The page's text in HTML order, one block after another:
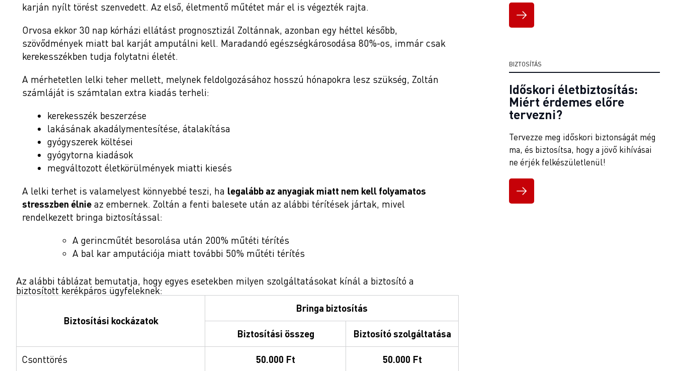
karján nyílt törést szenvedett. Az első, életmentő műtétet már el is végezték rajta.
Orvosa ekkor 30 nap kórházi ellátást prognosztizál Zoltánnak, azonban egy héttel később,
szövődmények miatt bal karját amputálni kell. Maradandó egészségkárosodása 80%-os, immár csak
kerekesszékben tudja folytatni életét.
A mérhetetlen lelki teher mellett, melynek feldolgozásához hosszú hónapokra lesz szükség, Zoltán
számláját is számtalan extra kiadás terheli:
kerekesszék beszerzése
lakásának akadálymentesítése, átalakítása
gyógyszerek költései
gyógytorna kiadások
megváltozott életkörülmények miatti kiesés
A lelki terhet is valamelyest könnyebbé teszi, ha legalább az anyagiak miatt nem kell folyamatos
stresszben élnie az embernek. Zoltán a fenti balesete után az alábbi térítések jártak, mivel
rendelkezett bringa biztosítással:
A gerincműtét besorolása után 200% műtéti térítés
A bal kar amputációja miatt további 50% műtéti térítés
Az alábbi táblázat bemutatja, hogy egyes esetekben milyen szolgáltatásokat kínál a biztosító a
biztosított kerékpáros ügyfeleknek:
Biztosítási kockázatok
Bringa biztosítás
Biztosítási összeg Biztosító szolgáltatása
Csonttörés 50.000 Ft 50.000 Ft
BIZTOSÍTÁS
Időskori életbiztosítás:
Miért érdemes előre
tervezni?
Tervezze meg időskori biztonságát még
ma, és biztosítsa, hogy a jövő kihívásai
ne érjék felkészületlenül!